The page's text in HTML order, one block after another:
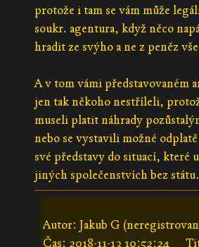
protože i tam se vám může
soukr. agentura, když něco
hradit ze svýho a ne z peněz
A v tom vámi představovaném
jen tak někoho nestříleli,
museli platit náhrady
nebo se vystavili možné
své představy do situací, které
jiných společenstvích bez státu.
Autor: Jakub G
Čas: 2018-11-13 10:52:24